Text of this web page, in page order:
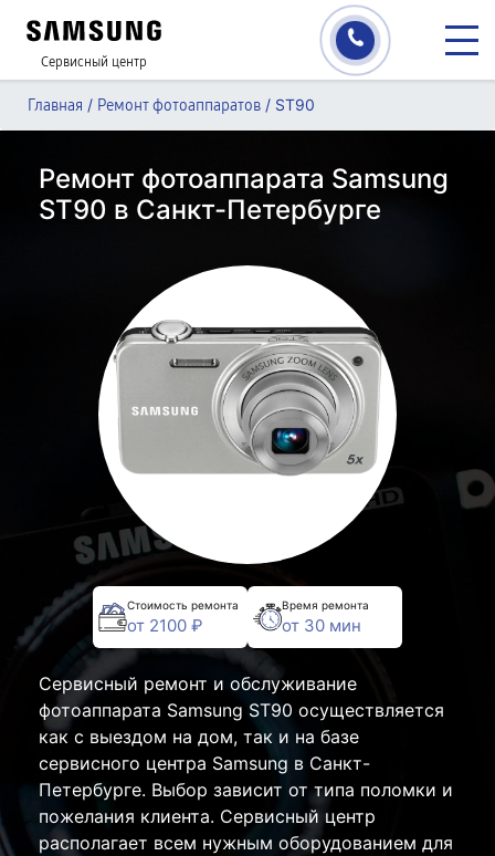
Сервисный центр
Главная / Ремонт фотоаппаратов / ST90
Ремонт фотоаппарата Samsung
ST90 в Санкт-Петербурге
Стоимость ремонта
от 2100 ₽
Время ремонта
от 30 мин
Сервисный ремонт и обслуживание
фотоаппарата Samsung ST90 осуществляется
как с выездом на дом, так и на базе
сервисного центра Samsung в Санкт-
Петербурге. Выбор зависит от типа поломки и
пожелания клиента. Сервисный центр
располагает всем нужным оборудованием для